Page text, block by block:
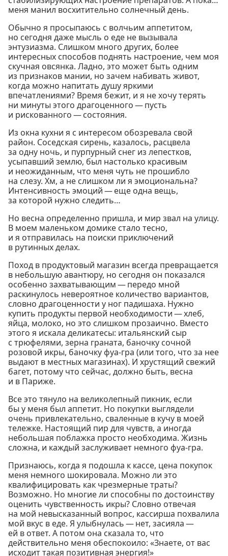
меня манил восхитительно солнечный день.
Обычно я просыпаюсь с волчьим аппетитом,
но сегодня даже мысль о еде не вызывала
энтузиазма. Слишком много других, более
интересных способов поднять настроение, чем моя
скучная овсянка. Ладно, это может быть одним
из признаков мании, но зачем набивать живот,
когда можно напитать душу яркими
впечатлениями? Время бежит, и я не хочу терять
ни минуты этого драгоценного — пусть
и рискованного — состояния.
Из окна кухни я с интересом обозревала свой
район. Соседская сирень, казалось, расцвела
за одну ночь, и пурпурный снег из лепестков,
усыпавший землю, был настолько красивым
и неожиданным, что меня чуть не прошибло
на слезу. Хм, а не слишком ли я эмоциональна?
Интенсивность эмоций — еще одна вещь,
за которой нужно следить…
Но весна определенно пришла, и мир звал на улицу.
В моем маленьком домике стало тесно,
и я отправилась на поиски приключений
в рутинных делах.
Поход в продуктовый магазин всегда превращается
в небольшую авантюру, но сегодня он показался
особенно захватывающим — передо мной
раскинулось невероятное количество вариантов,
словно драгоценности у ног падишаха. Нужно
купить продукты первой необходимости — хлеб,
яйца, молоко, но это слишком прозаично. Вместо
этого я искала деликатесы: итальянский сыр
с трюфелями, зерна граната, баночку сочной
розовой икры, баночку фуа-гра (или того, что за нее
выдают в местных магазинах). И хрустящий свежий
багет, потому что сейчас, должно быть, весна
и в Париже.
Все это тянуло на великолепный пикник, если
бы у меня был аппетит. Но покупки выглядели
очень привлекательно, сваленные в кучу в моей
тележке. Настоящий пир для чувств, а иногда
небольшая поблажка просто необходима. Жизнь
сложна, и каждый заслуживает немного фуа-гра.
Признаюсь, когда я подошла к кассе, цена покупок
меня немного шокировала. Можно ли это
квалифицировать как чрезмерные траты?
Возможно. Но многие ли способны по достоинству
оценить чувственность икры? Словно отвечая
на мой невысказанный вопрос, кассирша похвалила
мой вкус в еде. Я улыбнулась — нет, засияла —
ей в ответ. А потом она сказала то, что
действительно меня обеспокоило: «Знаете, от вас
исходит такая позитивная энергия!»